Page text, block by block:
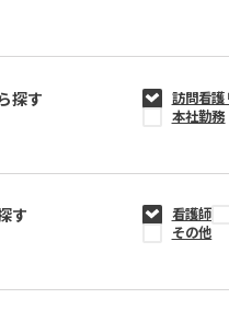
探す
訪問看
本社勤務
す
看護師
その他